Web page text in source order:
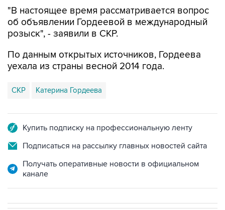
"В настоящее время рассматривается вопрос
об объявлении Гордеевой в международный
розыск", - заявили в СКР.
По данным открытых источников, Гордеева
уехала из страны весной 2014 года.
СКР Катерина Гордеева
Купить подписку на профессиональную ленту
Подписаться на рассылку главных новостей сайта
Получать оперативные новости в официальном
канале